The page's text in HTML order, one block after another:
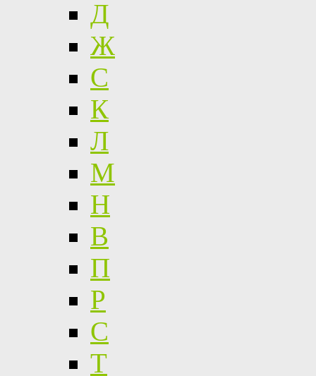
Д
Ж
С
К
Л
М
Н
В
П
Р
С
Т